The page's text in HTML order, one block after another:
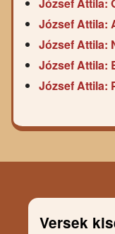
József Attila:
József Attila:
József Attila:
József Attila:
József Attila:
Versek